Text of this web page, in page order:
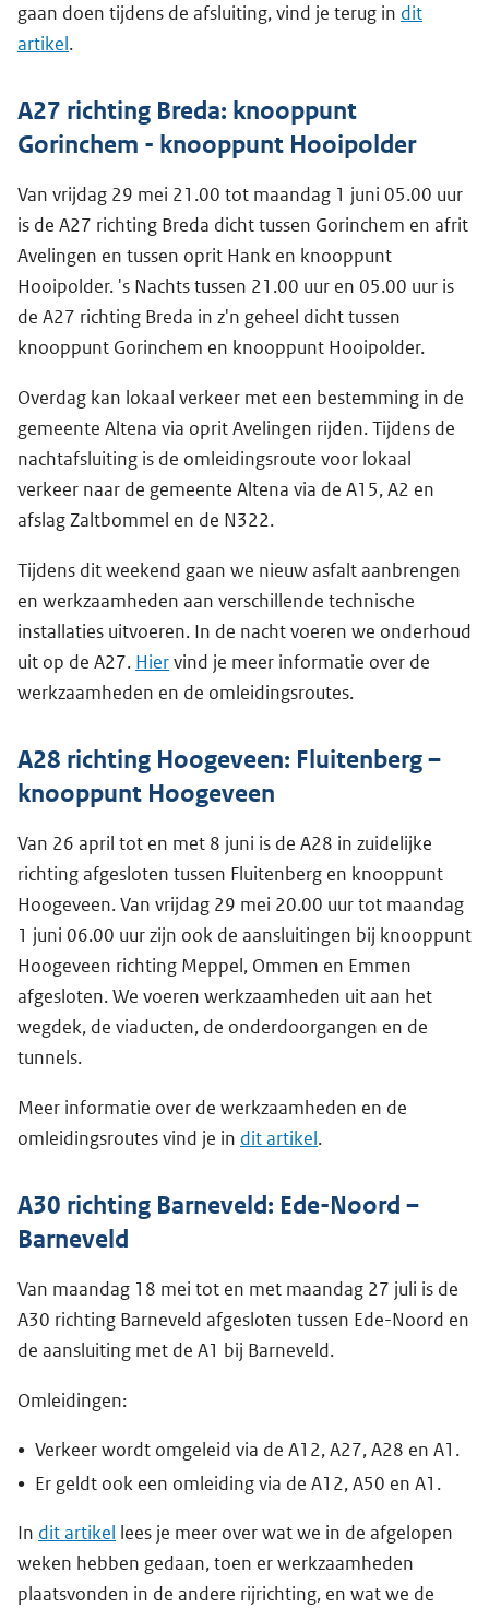
gaan doen tijdens de afsluiting, vind je terug in dit
artikel.
A27 richting Breda: knooppunt
Gorinchem - knooppunt Hooipolder
Van vrijdag 29 mei 21.00 tot maandag 1 juni 05.00 uur
is de A27 richting Breda dicht tussen Gorinchem en afrit
Avelingen en tussen oprit Hank en knooppunt
Hooipolder. 's Nachts tussen 21.00 uur en 05.00 uur is
de A27 richting Breda in z'n geheel dicht tussen
knooppunt Gorinchem en knooppunt Hooipolder.
Overdag kan lokaal verkeer met een bestemming in de
gemeente Altena via oprit Avelingen rijden. Tijdens de
nachtafsluiting is de omleidingsroute voor lokaal
verkeer naar de gemeente Altena via de A15, A2 en
afslag Zaltbommel en de N322.
Tijdens dit weekend gaan we nieuw asfalt aanbrengen
en werkzaamheden aan verschillende technische
installaties uitvoeren. In de nacht voeren we onderhoud
uit op de A27. Hiervind je meer informatie over de
werkzaamheden en de omleidingsroutes.
A28 richting Hoogeveen: Fluitenberg –
knooppunt Hoogeveen
Van 26 april tot en met 8 juni is de A28 in zuidelijke
richting afgesloten tussen Fluitenberg en knooppunt
Hoogeveen. Van vrijdag 29 mei 20.00 uur tot maandag
1 juni 06.00 uur zijn ook de aansluitingen bij knooppunt
Hoogeveen richting Meppel, Ommen en Emmen
afgesloten. We voeren werkzaamheden uit aan het
wegdek, de viaducten, de onderdoorgangen en de
tunnels.
Meer informatie over de werkzaamheden en de
omleidingsroutes vind je in dit artikel.
A30 richting Barneveld: Ede-Noord –
Barneveld
Van maandag 18 mei tot en met maandag 27 juli is de
A30 richting Barneveld afgesloten tussen Ede-Noord en
de aansluiting met de A1 bij Barneveld.
Omleidingen:
Verkeer wordt omgeleid via de A12, A27, A28 en A1.
Er geldt ook een omleiding via de A12, A50 en A1.
In dit artikel lees je meer over wat we in de afgelopen
weken hebben gedaan, toen er werkzaamheden
plaatsvonden in de andere rijrichting, en wat we de